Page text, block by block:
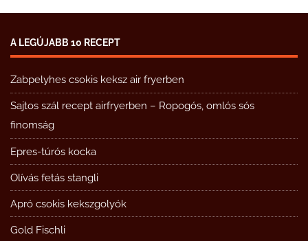
A LEGÚJABB 10 RECEPT
Zabpelyhes csokis keksz air fryerben
Sajtos szál recept airfryerben – Ropogós, omlós sós
finomság
Epres-túrós kocka
Olívás fetás stangli
Apró csokis kekszgolyók
Gold Fischli